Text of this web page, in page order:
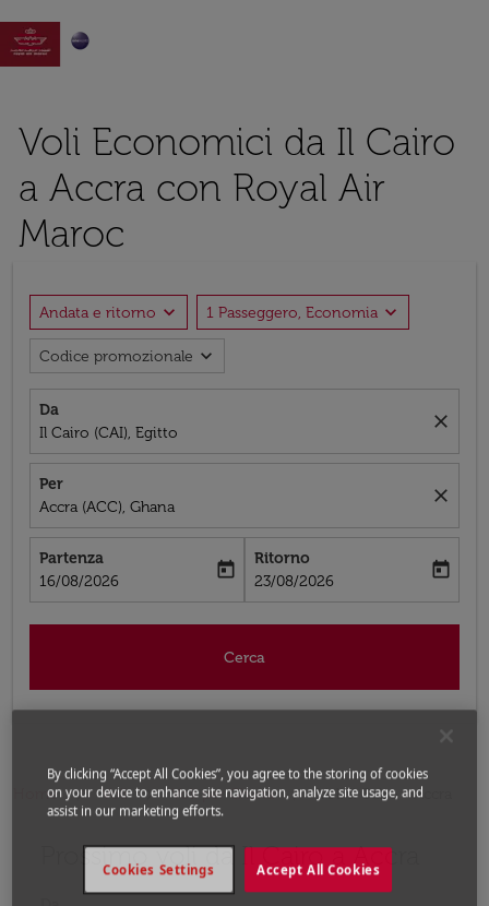

Voli Economici da Il Cairo
a Accra con Royal Air
Maroc
Andata e ritorno expand_more 1 Passeggero, Economia expand_more
Codice promozionale expand_more
Da
Il Cairo (CAI), Egitto
close
Per
Accra (ACC), Ghana
close
Partenza
fc-booking-departure-date-aria-label
16/08/2026
today
Ritorno
fc-booking-return-date-aria-label
23/08/2026
today
Cerca
Home Voli Voli per Ghana Voli Il Cairo - Accra
Prossimo voli da Il Cairo a Accra
Prova ad aggiornare il tuo percorso (origine e/o
By clicking “Accept All Cookies”, you agree to the storing of cookies
on your device to enhance site navigation, analyze site usage, and
assist in our marketing efforts.
Accept All Cookies
Cookies Settings